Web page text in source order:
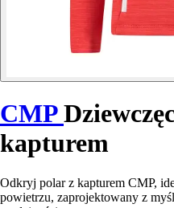
CMP
kapturem
Odkryj polar z kapturem CMP,
powietrzu, zaprojektowany z